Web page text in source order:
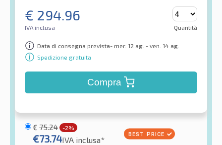
€ 294.96
IVA inclusa Quantità
Data di consegna prevista- mer. 12 ag. - ven. 14 ag.
Spedizione gratuita
Compra
€ 75.24 -2%
€73.74IVA inclusa*